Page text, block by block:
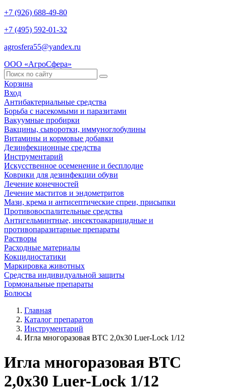
+7 (926) 688-49-80
+7 (495) 592-01-32
agrosfera55@yandex.ru
ООО «АгроСфера»
Корзина
Вход
Антибактериальные средства
Борьба с насекомыми и паразитами
Вакуумные пробирки
Вакцины, сыворотки, иммуноглобулины
Витамины и кормовые добавки
Дезинфекционные средства
Инструментарий
Искусственное осеменение и бесплодие
Коврики для дезинфекции обуви
Лечение конечностей
Лечение маститов и эндометритов
Мази, крема и антисептические спреи, присыпки
Противовоспалительные средства
Антигельминтные, инсектоакарицидные и
противопаразитарные препараты
Растворы
Расходные материалы
Кокцидиостатики
Маркировка животных
Средства индивидуальной защиты
Гормональные препараты
Болюсы
Главная
Каталог препаратов
Инструментарий
Игла многоразовая ВТС 2,0х30 Luer-Lock 1/12
Игла многоразовая ВТС
2,0х30 Luer-Lock 1/12